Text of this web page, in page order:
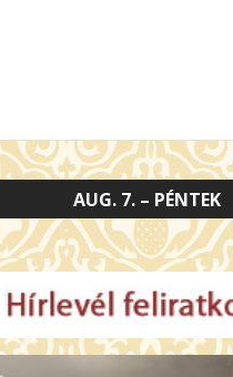
AUG. 7. – PÉNTEK